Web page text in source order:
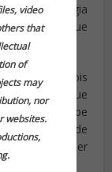
video
that
of
may
nor
websites.
A tecnologia
e notar que
verdade? Pois
sua casa que
paredes, sabe
de casa e onde
ou qualquer